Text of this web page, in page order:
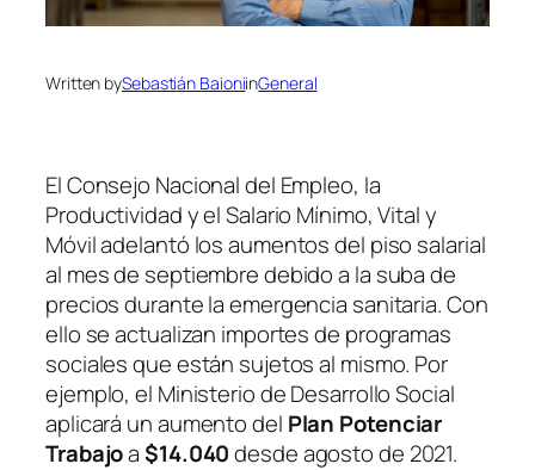
Written bySebastián BaioniinGeneral
El Consejo Nacional del Empleo, la
Productividad y el Salario Mínimo, Vital y
Móvil adelantó los aumentos del piso salarial
al mes de septiembre debido a la suba de
precios durante la emergencia sanitaria. Con
ello se actualizan importes de programas
sociales que están sujetos al mismo. Por
ejemplo, el Ministerio de Desarrollo Social
aplicará un aumento del Plan Potenciar
Trabajoa$14.040desde agosto de 2021.